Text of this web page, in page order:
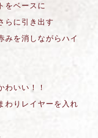
をベースに
らに引き出す
みを消しながらハイ
わいい！！
わりレイヤーを入れ